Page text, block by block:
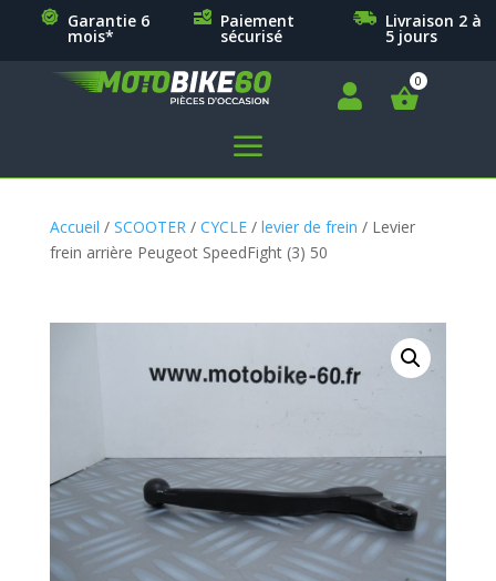
Garantie 6
mois*
Paiement
sécurisé
Livraison 2 à
5 jours

a
Accueil / SCOOTER / CYCLE/ levier de frein / Levier
frein arrière Peugeot SpeedFight (3) 50